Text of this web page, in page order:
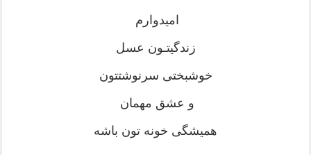
امیدوارم
زندگیتـون عسل
خوشبختی سرنوشتتون
و عشق مهمان
همیشگی خونه تون باشه